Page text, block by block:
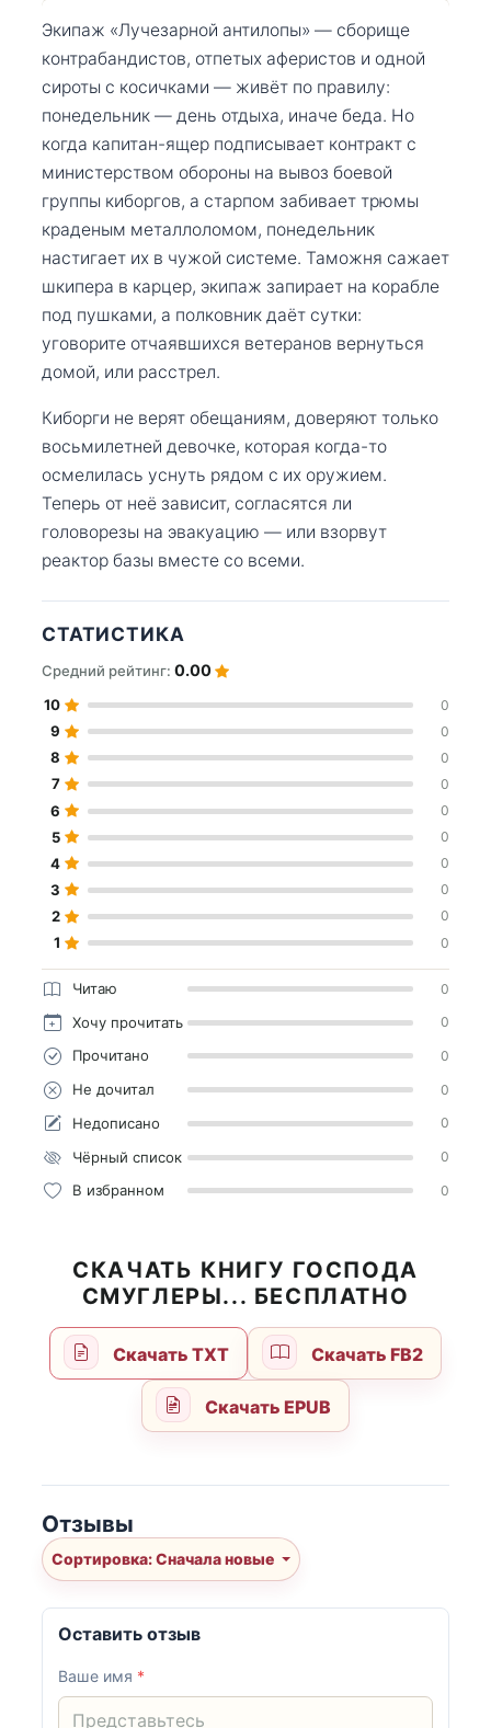
Экипаж «Лучезарной антилопы» — сборище
контрабандистов, отпетых аферистов и одной
сироты с косичками — живёт по правилу:
понедельник — день отдыха, иначе беда. Но
когда капитан-ящер подписывает контракт с
министерством обороны на вывоз боевой
группы киборгов, а старпом забивает трюмы
краденым металлоломом, понедельник
настигает их в чужой системе. Таможня сажает
шкипера в карцер, экипаж запирает на корабле
под пушками, а полковник даёт сутки:
уговорите отчаявшихся ветеранов вернуться
домой, или расстрел.
Киборги не верят обещаниям, доверяют только
восьмилетней девочке, которая когда-то
осмелилась уснуть рядом с их оружием.
Теперь от неё зависит, согласятся ли
головорезы на эвакуацию — или взорвут
реактор базы вместе со всеми.
СТАТИСТИКА
Средний рейтинг: 0.00
10 0
9 0
8 0
7 0
6 0
5 0
4 0
3 0
2 0
1 0
Читаю 0
Хочу прочитать 0
Прочитано 0
Не дочитал 0
Недописано 0
Чёрный список 0
В избранном 0
СКАЧАТЬ КНИГУ ГОСПОДА
СМУГЛЕРЫ... БЕСПЛАТНО
Скачать TXT Скачать FB2
Скачать EPUB
Отзывы
Сортировка: Сначала новые
Оставить отзыв
Ваше имя *